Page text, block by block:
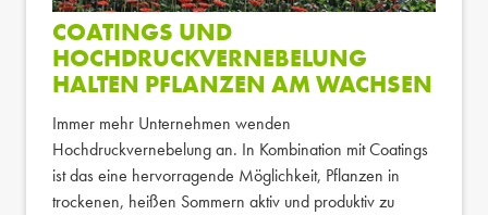
COATINGS UND
HOCHDRUCKVERNEBELUNG
HALTEN PFLANZEN AM WACHSEN
Immer mehr Unternehmen wenden
Hochdruckvernebelung an. In Kombination mit Coatings
ist das eine hervorragende Möglichkeit, Pflanzen in
trockenen, heißen Sommern aktiv und produktiv zu